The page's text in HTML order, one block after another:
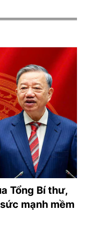
Tổng Bí thư,
mạnh mềm